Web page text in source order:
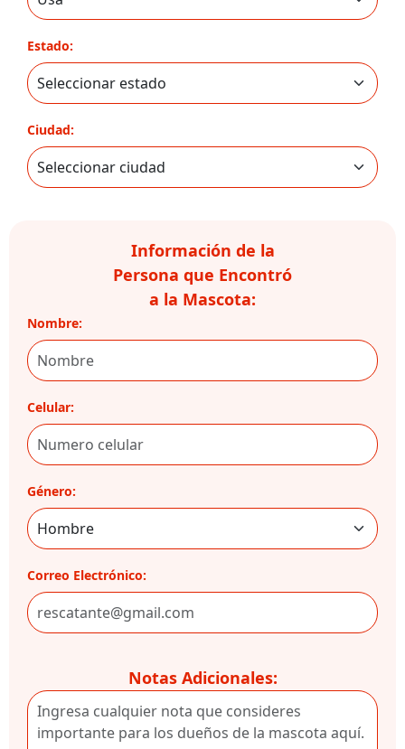
Estado:
Ciudad:
Información de la
Persona que Encontró
a la Mascota:
Nombre:
Celular:
Género:
Correo Electrónico:
Notas Adicionales: